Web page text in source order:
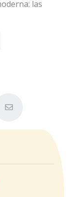
las